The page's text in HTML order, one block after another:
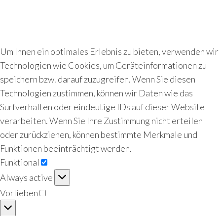
Um Ihnen ein optimales Erlebnis zu bieten, verwenden wir
Technologien wie Cookies, um Geräteinformationen zu
speichern bzw. darauf zuzugreifen. Wenn Sie diesen
Technologien zustimmen, können wir Daten wie das
Surfverhalten oder eindeutige IDs auf dieser Website
verarbeiten. Wenn Sie Ihre Zustimmung nicht erteilen
oder zurückziehen, können bestimmte Merkmale und
Funktionen beeinträchtigt werden.
Funktional
Funktional
Always active
Vorlieben
Vorlieben